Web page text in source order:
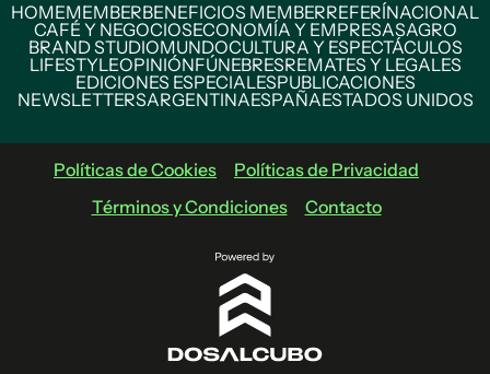
HOMEMEMBERBENEFICIOS MEMBERREFERÍNACIONAL
CAFÉ Y NEGOCIOSECONOMÍA Y EMPRESASAGRO
BRAND STUDIOMUNDOCULTURA Y ESPECTÁCULOS
LIFESTYLEOPINIÓNFÚNEBRESREMATES Y LEGALES
EDICIONES ESPECIALESPUBLICACIONES
NEWSLETTERSARGENTINAESPAÑAESTADOS UNIDOS
Políticas de Cookies
Políticas de Privacidad
Términos y Condiciones
Contacto